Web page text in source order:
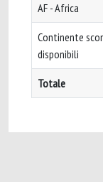
AF - Africa
Continente
disponibili
Totale